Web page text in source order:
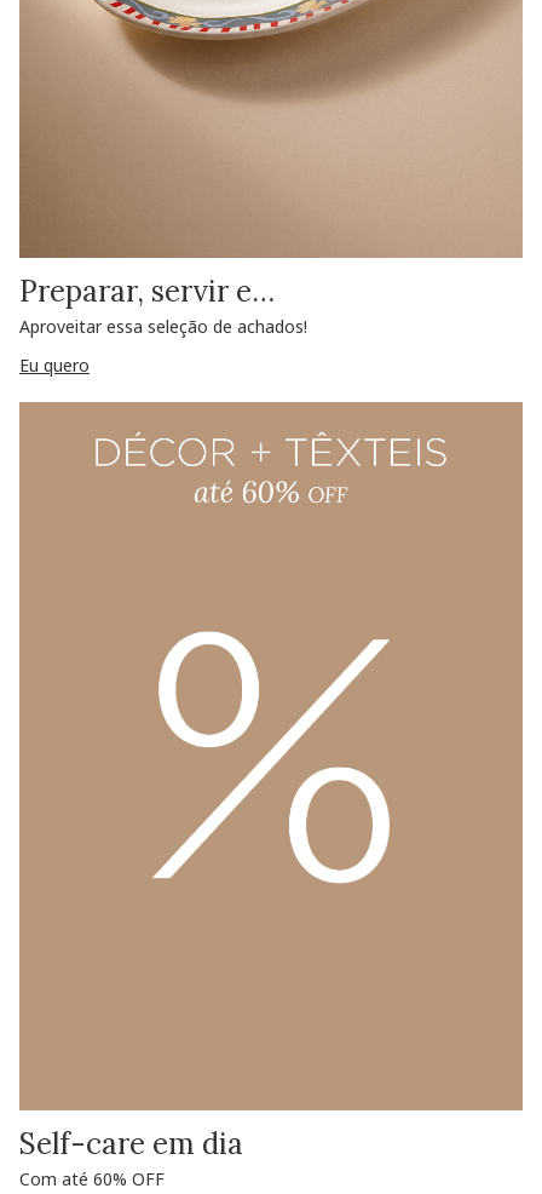
Preparar, servir e…
Aproveitar essa seleção de achados!
Eu quero
Self-care em dia
Com até 60% OFF